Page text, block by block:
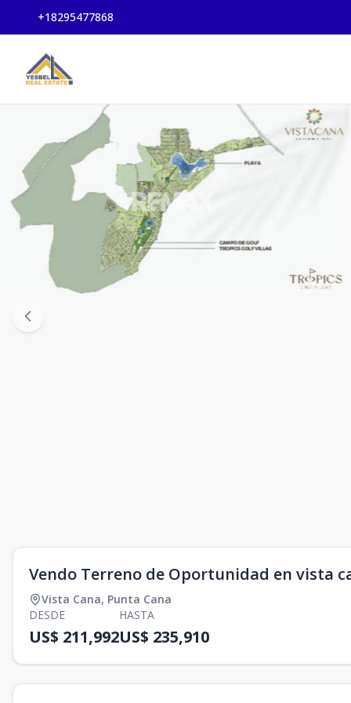
+18295477868
Vendo Terreno de Oportunidad en vista
Vista Cana, Punta Cana
DESDE
US$ 211,992
HASTA
US$ 235,910